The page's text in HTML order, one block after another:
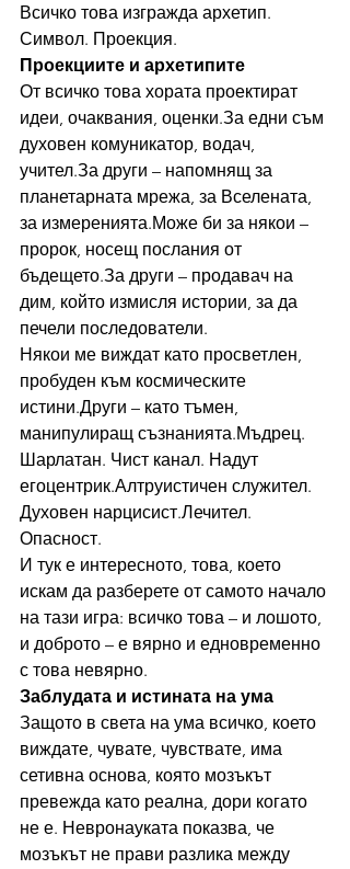
Всичко това изгражда архетип.
Символ. Проекция.
Проекциите и архетипите
От всичко това хората проектират
идеи, очаквания, оценки.За едни съм
духовен комуникатор, водач,
учител.За други – напомнящ за
планетарната мрежа, за Вселената,
за измеренията.Може би за някои –
пророк, носещ послания от
бъдещето.За други – продавач на
дим, който измисля истории, за да
печели последователи.
Някои ме виждат като просветлен,
пробуден към космическите
истини.Други – като тъмен,
манипулиращ съзнанията.Мъдрец.
Шарлатан. Чист канал. Надут
егоцентрик.Алтруистичен служител.
Духовен нарцисист.Лечител.
Опасност.
И тук е интересното, това, което
искам да разберете от самото начало
на тази игра: всичко това – и лошото,
и доброто – е вярно и едновременно
с това невярно.
Заблудата и истината на ума
Защото в света на ума всичко, което
виждате, чувате, чувствате, има
сетивна основа, която мозъкът
превежда като реална, дори когато
не е. Невронауката показва, че
мозъкът не прави разлика между